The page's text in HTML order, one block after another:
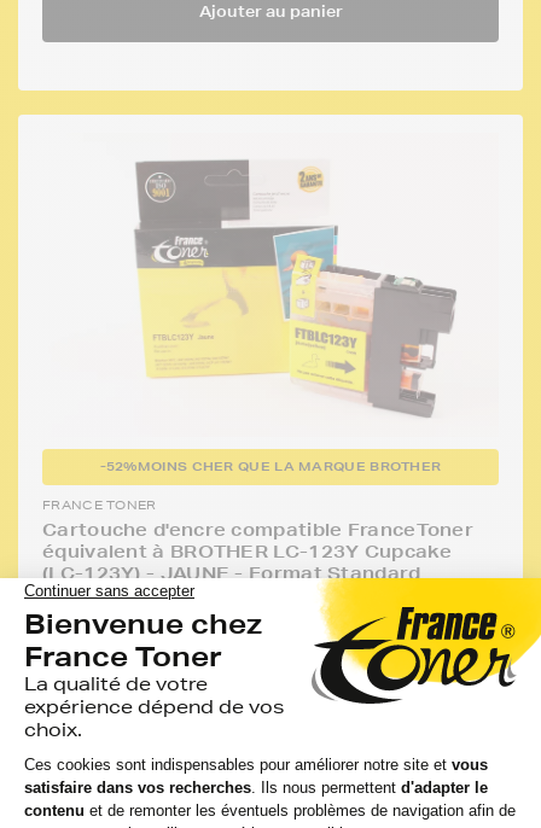
Ajouter au panier
-52%MOINS CHER QUE LA MARQUE BROTHER
FRANCE TONER
Cartouche d'encre compatible FranceToner
équivalent à BROTHER LC-123Y Cupcake
(LC-123Y) - JAUNE - Format Standard
GARANTIE 2 ANS Voir le produit
Compatible
BROTHER
MFC J 4510
DW
Jaune
600
pages